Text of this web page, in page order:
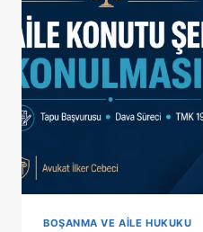
BOŞANMA VE AILE HUKUKU